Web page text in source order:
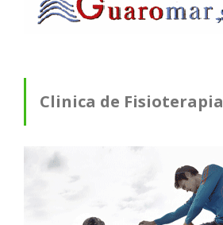
Clinica de Fisioterapia